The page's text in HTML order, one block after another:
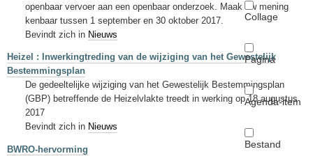
Collage
Pagina
Agenda-item
Bestand
openbaar vervoer aan een openbaar onderzoek. Maak uw mening
kenbaar tussen 1 september en 30 oktober 2017.
Bevindt zich in Nieuws
Heizel : Inwerkingtreding van de wijziging van het Gewestelijk
Bestemmingsplan
De gedeeltelijke wijziging van het Gewestelijk Bestemmingsplan
(GBP) betreffende de Heizelvlakte treedt in werking op 18 augustus
2017
Bevindt zich in Nieuws
BWRO-hervorming